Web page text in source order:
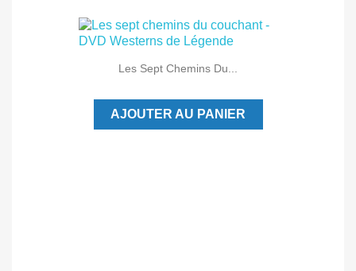
Les Sept Chemins Du...
AJOUTER AU PANIER